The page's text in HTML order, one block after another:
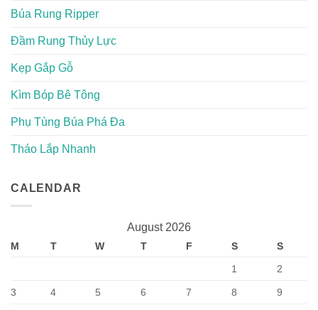
Búa Rung Ripper
Đầm Rung Thủy Lực
Kẹp Gắp Gỗ
Kìm Bóp Bê Tông
Phụ Tùng Búa Phá Đa
Tháo Lắp Nhanh
CALENDAR
August 2026
M T W T F S
S
1
2
3 4 5 6 7 8 9